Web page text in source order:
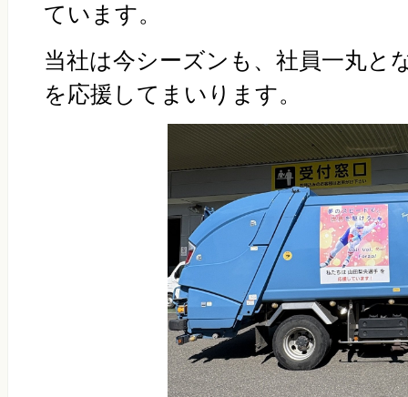
ています。
当社は今シーズンも、社員一丸と
を応援してまいります。